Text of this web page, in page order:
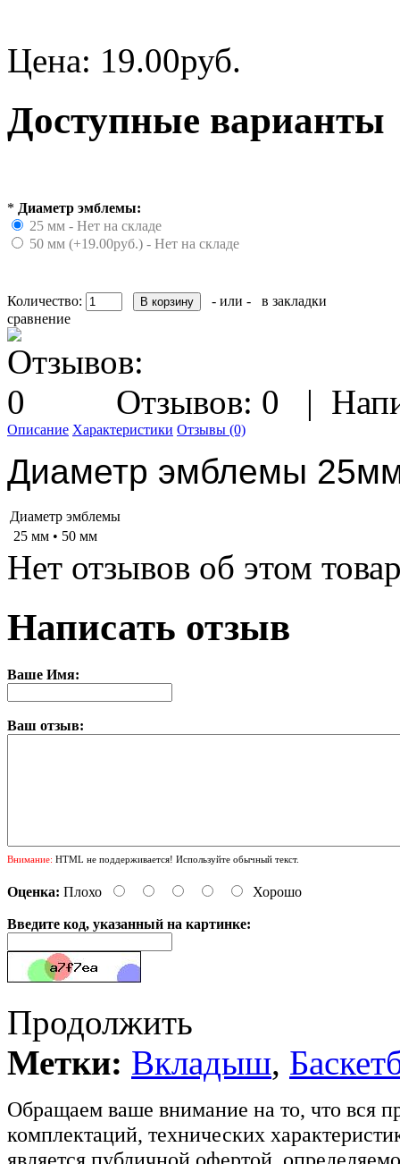
Цена: 19.00руб.
Доступные варианты
* Диаметр эмблемы:
25 мм - Нет на складе
50 мм (+19.00руб.) - Нет на складе
Количество: - или -
в закладки
сравнение
Отзывов: 0 |
Описание Характеристики Отзывы (0)
Диаметр эмблемы
Диаметр эмблемы
25 мм • 50 мм
Нет отзывов об этом
Написать отзыв
Ваше Имя:
Ваш отзыв:
Внимание: HTML не поддерживается! Используйте обычный текст.
Оценка: Плохо Хорошо
Введите код, указанный на картинке:
Продолжить
Метки: Вкладыш,
Обращаем ваше внимание на то, что вся
комплектаций, технических
является публичной офертой,